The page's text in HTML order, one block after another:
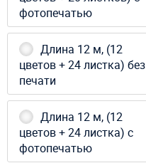
фотопечатью
Длина 12 м, (12
цветов + 24 листка) без
печати
Длина 12 м, (12
цветов + 24 листка) с
фотопечатью